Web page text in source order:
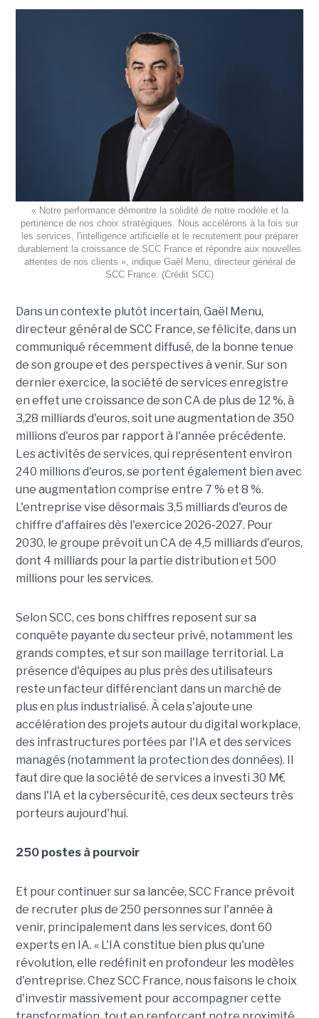
« Notre performance démontre la solidité de notre modèle et la
pertinence de nos choix stratégiques. Nous accélérons à la fois sur
les services, l'intelligence artificielle et le recrutement pour préparer
durablement la croissance de SCC France et répondre aux nouvelles
attentes de nos clients », indique Gaël Menu, directeur général de
SCC France. (Crédit SCC)
Dans un contexte plutôt incertain, Gaël Menu,
directeur général de SCC France, se félicite, dans un
communiqué récemment diffusé, de la bonne tenue
de son groupe et des perspectives à venir. Sur son
dernier exercice, la société de services enregistre
en effet une croissance de son CA de plus de 12 %, à
3,28 milliards d'euros, soit une augmentation de 350
millions d'euros par rapport à l'année précédente.
Les activités de services, qui représentent environ
240 millions d'euros, se portent également bien avec
une augmentation comprise entre 7 % et 8 %.
L'entreprise vise désormais 3,5 milliards d'euros de
chiffre d'affaires dès l'exercice 2026-2027. Pour
2030, le groupe prévoit un CA de 4,5 milliards d'euros,
dont 4 milliards pour la partie distribution et 500
millions pour les services.
Selon SCC, ces bons chiffres reposent sur sa
conquête payante du secteur privé, notamment les
grands comptes, et sur son maillage territorial. La
présence d'équipes au plus près des utilisateurs
reste un facteur différenciant dans un marché de
plus en plus industrialisé. À cela s'ajoute une
accélération des projets autour du digital workplace,
des infrastructures portées par l'IA et des services
managés (notamment la protection des données). Il
faut dire que la société de services a investi 30 M€
dans l'IA et la cybersécurité, ces deux secteurs très
porteurs aujourd'hui.
250 postes à pourvoir
Et pour continuer sur sa lancée, SCC France prévoit
de recruter plus de 250 personnes sur l'année à
venir, principalement dans les services, dont 60
experts en IA. « L'IA constitue bien plus qu'une
révolution, elle redéfinit en profondeur les modèles
d'entreprise. Chez SCC France, nous faisons le choix
d'investir massivement pour accompagner cette